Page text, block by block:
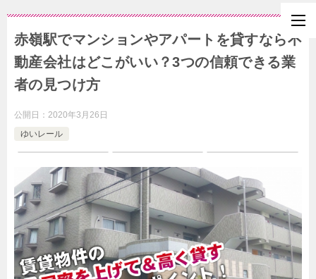
赤嶺駅でマンションやアパートを貸すなら不
動産会社はどこがいい？3つの信頼できる業
者の見つけ方
公開日： 2020年3月26日
ゆいレール